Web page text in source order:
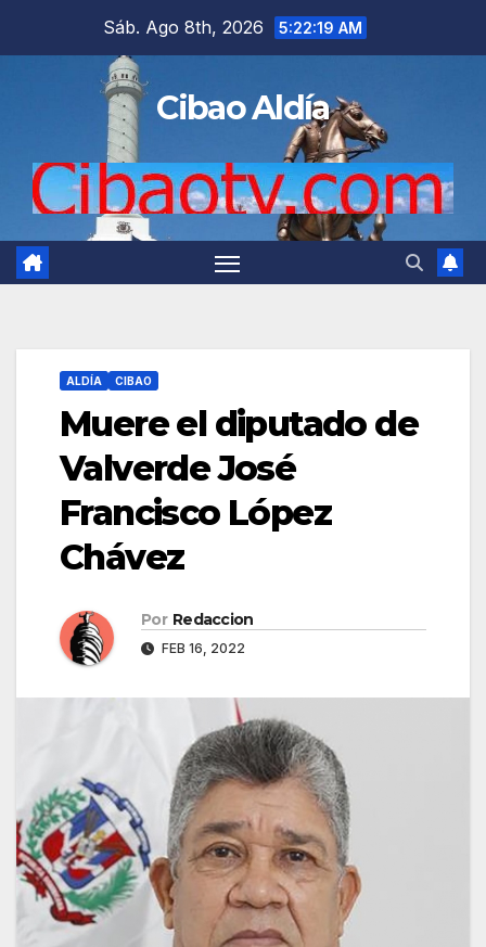
Sáb. Ago 8th, 2026 5:22:20 AM
Cibao Aldía
ALDÍA CIBAO
Muere el diputado de
Valverde José
Francisco López
Chávez
Por Redaccion
FEB 16, 2022